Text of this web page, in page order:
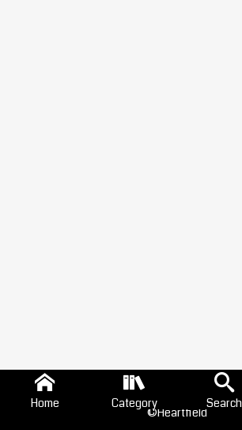
Home Category Search
©Heartfield